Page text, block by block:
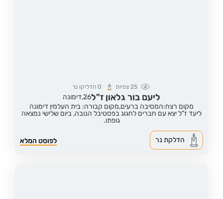
25 צפיות 0הדליקו נר
ליעם בור גלאון ז"ל26,דימונה
מקום רצח:המסיבה ברעים,מקום קבורה: בית העלמין דימונה
ליעד ז"ל יצא עם חברים לחגוג בפסטיבל הנובה, ביום שלישי נמצאה
גופתו.
לפוסט המלא הדלקת נר